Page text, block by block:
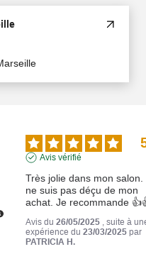
Avis vérifié
Très jolie dans mon salon.
ne suis pas déçu de mon
achat. Je recommande
Avis du 26/05/2025 , suite à
expérience du 23/03/2025 par
PATRICIA H.